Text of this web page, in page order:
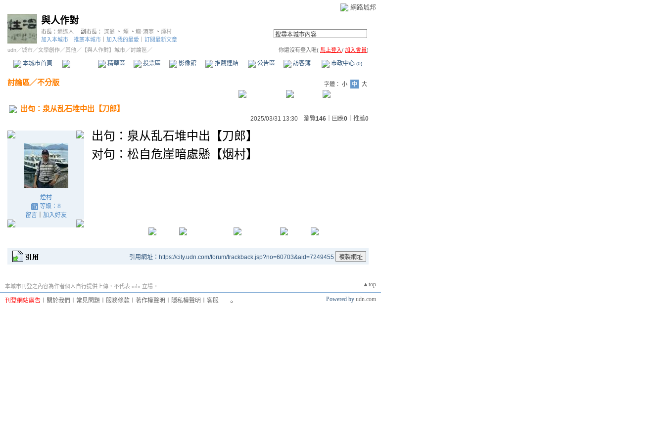
網路城邦
與人作對
市長： 逍遙人 副市長： 深翁 、 煙 、 觴-酒寒 、 煙村
加入本城市
推薦本城市 加入我的最愛
訂閱最新文章
udn／城市／文學創作／其他 ／ 【與人作對】城市／討論區／ 你還沒有登入喔( 馬上登入/ 加入會員)
本城市首頁 精華區 投票區 影像館 推薦連結 公告區 訪客簿 市政中心 (0)
討論區／不分版 字體： 小 中 大
出句：泉从乱石堆中出【刀郎】
2025/03/31 13:30 瀏覽146 ｜回應0 推薦0
煙村
等級：8
留言｜ 加入好友
出句：泉从乱石堆中出【刀郎】
对句：松自危崖暗處懸 【烟村】
引用網址：https://city.udn.com/forum/trackback.jsp?no=60703&aid=7249455
▲top
本城市刊登之內容為作者個人自行提供上傳，不代表 udn 立場。
刊登網站廣告 關於我們 常見問題 服務條款 著作權聲明 隱私權聲明 客服 Powered by udn.com